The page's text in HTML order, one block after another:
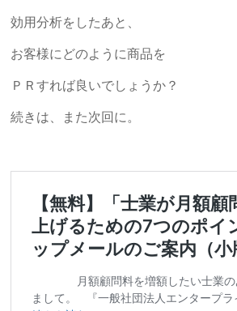
効用分析をしたあと、
お客様にどのように商品を
ＰＲすれば良いでしょうか？
続きは、また次回に。